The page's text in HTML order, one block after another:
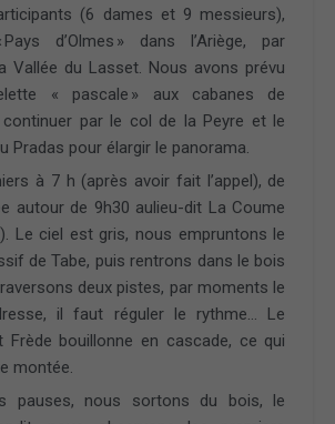
(6 dames et 9 messieurs),
d’Olmes » dans l’Ariège, par
Vallée du Lasset. Nous avons prévu
« pascale » aux cabanes de
par le col de la Peyre et le
Pradas pour élargir le panorama.
à 7 h (après avoir fait l’appel), de
autour de 9h30 aulieu-dit La Coume
Le ciel est gris, nous empruntons le
de Tabe, puis rentrons dans le bois
deux pistes, par moments le
il faut réguler le rythme… Le
Frède bouillonne en cascade, ce qui
montée.
pauses, nous sortons du bois, le